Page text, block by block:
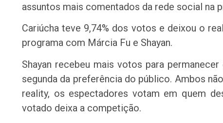
assuntos mais comentados da rede social na
Cariúcha teve 9,74% dos votos e deixou o
programa com Márcia Fu e Shayan.
Shayan recebeu mais votos para
segunda da preferência do público. Ambos
reality, os espectadores votam em quem
votado deixa a competição.